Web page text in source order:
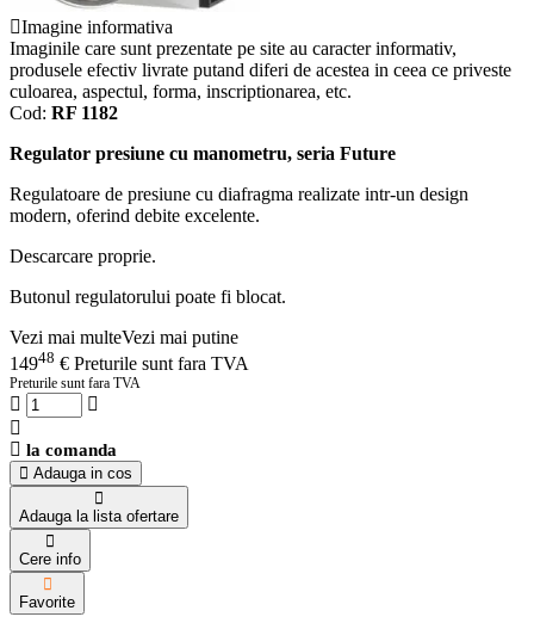
Imagine informativa
Imaginile care sunt prezentate pe site au caracter informativ,
produsele efectiv livrate putand diferi de acestea in ceea ce priveste
culoarea, aspectul, forma, inscriptionarea, etc.
Cod: RF 1182
Regulator presiune cu manometru, seria Future
Regulatoare de presiune cu diafragma realizate intr-un design
modern, oferind debite excelente.
Descarcare proprie.
Butonul regulatorului poate fi blocat.
Vezi mai multeVezi mai putine
14948 € Preturile sunt fara TVA
Preturile sunt fara TVA
la comanda
Adauga in cos
Adauga la lista ofertare
Cere info
Favorite